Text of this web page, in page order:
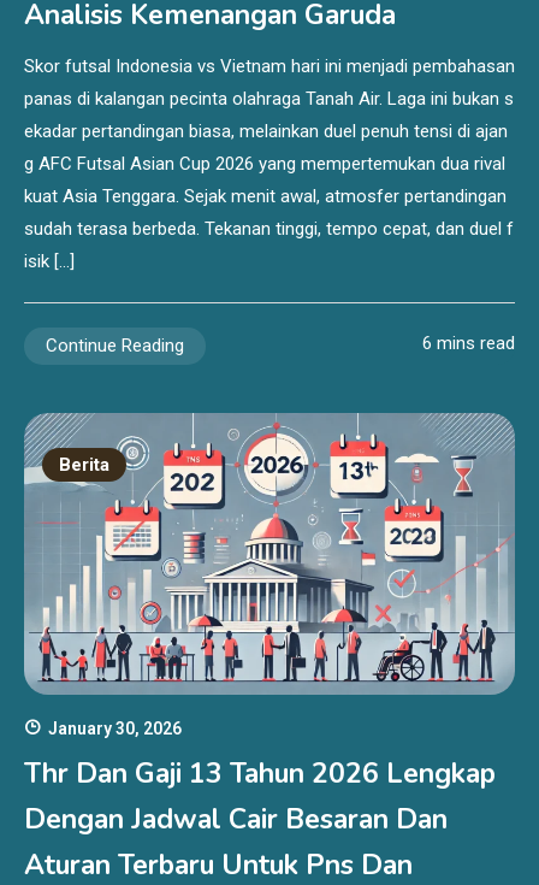
Analisis Kemenangan Garuda
Skor futsal Indonesia vs Vietnam hari ini menjadi pembahasan
panas di kalangan pecinta olahraga Tanah Air. Laga ini bukan s
ekadar pertandingan biasa, melainkan duel penuh tensi di ajan
g AFC Futsal Asian Cup 2026 yang mempertemukan dua rival
kuat Asia Tenggara. Sejak menit awal, atmosfer pertandingan
sudah terasa berbeda. Tekanan tinggi, tempo cepat, dan duel f
isik […]
Continue Reading 6 mins read
Berita
January 30, 2026
Thr Dan Gaji 13 Tahun 2026 Lengkap
Dengan Jadwal Cair Besaran Dan
Aturan Terbaru Untuk Pns Dan